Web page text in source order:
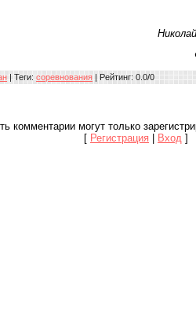
| Теги: соревнования | Рейтинг: 0.0/0
комментарии могут только
[ Регистрация Вход ]